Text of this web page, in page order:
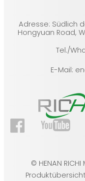
Adresse: Südlich
Hongyuan Road,
Tel./
E-Mail:
© HENAN RICHI